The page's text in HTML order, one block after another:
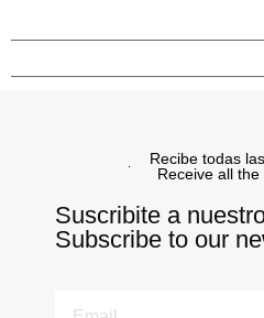
Recibe todas
Receive all
Suscribite a
Subscribe to our